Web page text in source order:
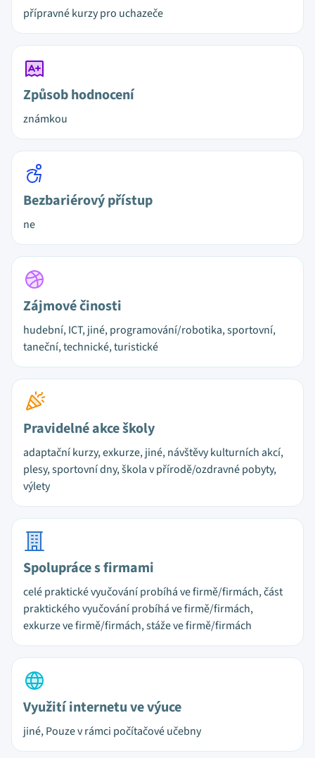
přípravné kurzy pro uchazeče
Způsob hodnocení
známkou
Bezbariérový přístup
ne
Zájmové činosti
hudební, ICT, jiné, programování/robotika, sportovní,
taneční, technické, turistické
Pravidelné akce školy
adaptační kurzy, exkurze, jiné, návštěvy kulturních akcí,
plesy, sportovní dny, škola v přírodě/ozdravné pobyty,
výlety
Spolupráce s firmami
celé praktické vyučování probíhá ve firmě/firmách, část
praktického vyučování probíhá ve firmě/firmách,
exkurze ve firmě/firmách, stáže ve firmě/firmách
Využití internetu ve výuce
jiné, Pouze v rámci počítačové učebny